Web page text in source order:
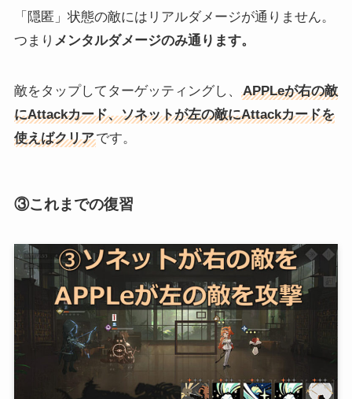
「隠匿」状態の敵にはリアルダメージが通りません。
つまり メンタルダメージのみ通ります。
敵をタップしてターゲッティングし、
APPLeが右の敵
にAttackカード、ソネットが左の敵にAttackカードを
使えばクリアです。
③これまでの復習